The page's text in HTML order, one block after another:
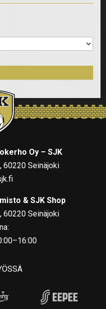
Oy – SJK
60220 Seinäjoki
& SJK Shop
60220 Seinäjoki